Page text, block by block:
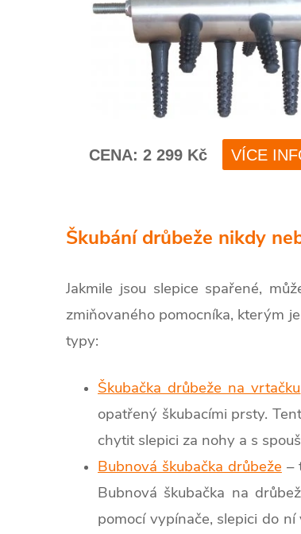
Škubání drůbeže nikdy
Jakmile jsou slepice spařené,
zmiňovaného pomocníka, kterým
typy:
Škubačka drůbeže na vrtačku
opatřený škubacími prsty.
chytit slepici za nohy a s
Bubnová škubačka drůbeže–
Bubnová škubačka na
pomocí vypínače, slepici do